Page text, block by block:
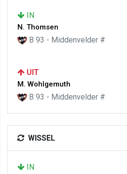
IN
N. Thomsen
B 93 - Middenvelder #
UIT
M. Wohlgemuth
B 93 - Middenvelder #
WISSEL
IN